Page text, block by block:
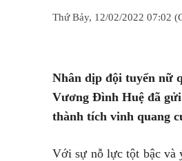
Thứ Bảy, 12/02/2022 07:02
Nhân dịp đội tuyển nữ
Vương Đình Huệ đã
thành tích vinh quang
Với sự nỗ lực tột bậc và